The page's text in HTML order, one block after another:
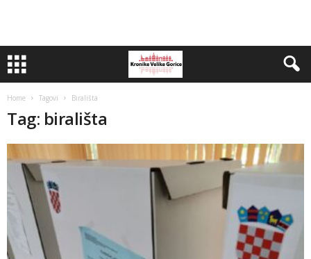
Home Tagovi Birališta
Tag: birališta